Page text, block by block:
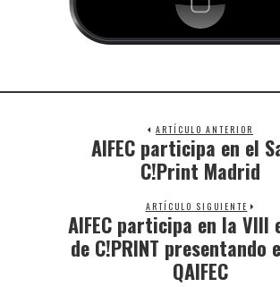
ARTÍCULO ANTERIOR
AIFEC participa en el
C!Print Madrid
ARTÍCULO SIGUIENTE
AIFEC participa en la VIII
de C!PRINT presentando
QAIFEC